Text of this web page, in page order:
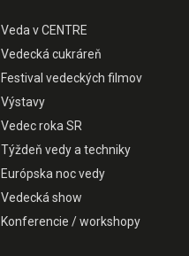
Veda v CENTRE
Vedecká cukráreň
Festival vedeckých filmov
Výstavy
Vedec roka SR
Týždeň vedy a techniky
Európska noc vedy
Vedecká show
Konferencie / workshopy